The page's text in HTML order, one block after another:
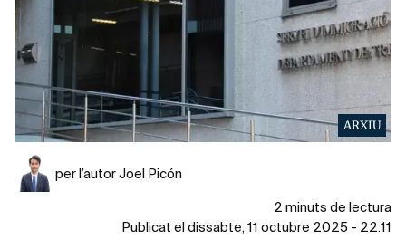
ARXIU
per l’autor Joel Picón
2 minuts de lectura
Publicat el dissabte, 11 octubre 2025 - 22:11